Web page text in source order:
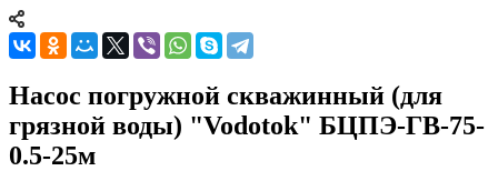
Насос погружной скважинный (для
грязной воды) "Vodotok" БЦПЭ-ГВ-75-
0.5-25м